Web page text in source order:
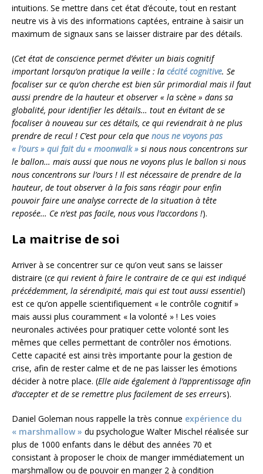
intuitions. Se mettre dans cet état d’écoute, tout en restant
neutre vis à vis des informations captées, entraine à saisir un
maximum de signaux sans se laisser distraire par des détails.
(Cet état de conscience permet d’éviter un biais cognitif
important lorsqu’on pratique la veille : la cécité cognitive. Se
focaliser sur ce qu’on cherche est bien sûr primordial mais il faut
aussi prendre de la hauteur et observer « la scène » dans sa
globalité, pour identifier les détails… tout en évitant de se
focaliser à nouveau sur ces détails, ce qui reviendrait à ne plus
prendre de recul ! C’est pour cela que nous ne voyons pas
« l’ours » qui fait du « moonwalk » si nous nous concentrons sur
le ballon… mais aussi que nous ne voyons plus le ballon si nous
nous concentrons sur l’ours ! Il est nécessaire de prendre de la
hauteur, de tout observer à la fois sans réagir pour enfin
pouvoir faire une analyse correcte de la situation à tête
reposée… Ce n’est pas facile, nous vous l’accordons !).
La maitrise de soi
Arriver à se concentrer sur ce qu’on veut sans se laisser
distraire (ce qui revient à faire le contraire de ce qui est indiqué
précédemment, la sérendipité, mais qui est tout aussi essentiel)
est ce qu’on appelle scientifiquement « le contrôle cognitif »
mais aussi plus couramment « la volonté » ! Les voies
neuronales activées pour pratiquer cette volonté sont les
mêmes que celles permettant de contrôler nos émotions.
Cette capacité est ainsi très importante pour la gestion de
crise, afin de rester calme et de ne pas laisser les émotions
décider à notre place. (Elle aide également à l’apprentissage afin
d’accepter et de se remettre plus facilement de ses erreurs).
Daniel Goleman nous rappelle la très connue expérience du
« marshmallow » du psychologue Walter Mischel réalisée sur
plus de 1000 enfants dans le début des années 70 et
consistant à proposer le choix de manger immédiatement un
marshmallow ou de pouvoir en manger 2 à condition